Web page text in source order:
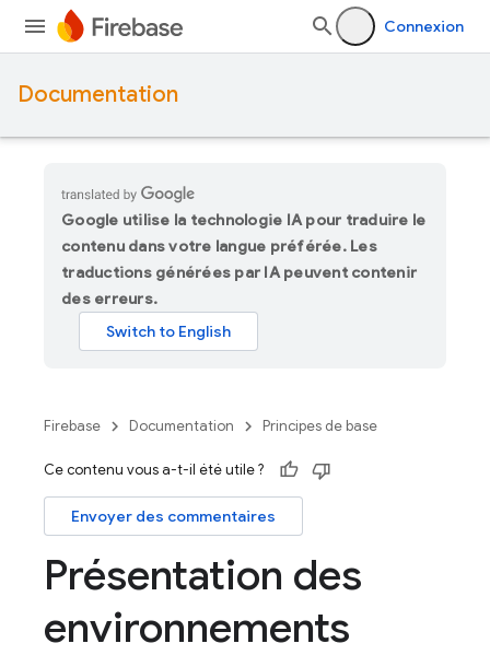
Connexion
Documentation
Google utilise la technologie IA pour traduire le
contenu dans votre langue préférée. Les
traductions générées par IA peuvent contenir
des erreurs.
Firebase Documentation Principes de base
Ce contenu vous a-t-il été utile ?
Envoyer des commentaires
Présentation des
environnements